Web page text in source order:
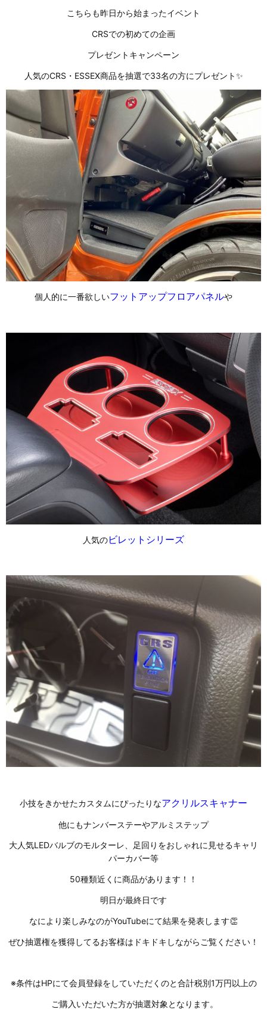
こちらも昨日から始まったイベント
CRSでの初めての企画
プレゼントキャンペーン
人気のCRS・ESSEX商品を抽選で33名の方にプレゼント✨
個人的に一番欲しいフットアップフロアパネルや
人気のビレットシリーズ
小技をきかせたカスタムにぴったりなアクリルスキャナー
他にもナンバーステーやアルミステップ
大人気LEDバルブのモルターレ、足回りをおしゃれに見せるキャリ
パーカバー等
50種類近くに商品があります！！
明日が最終日です
なにより楽しみなのがYouTubeにて結果を発表します👏
ぜひ抽選権を獲得してるお客様はドキドキしながらご覧ください！
※条件はHPにて会員登録をしていただくのと合計税別1万円以上の
ご購入いただいた方が抽選対象となります。